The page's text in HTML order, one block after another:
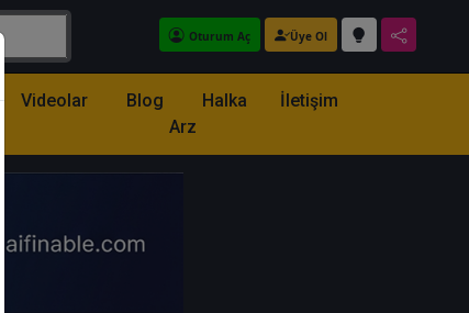
Oturum Aç Üye Ol
Videolar Blog
Halka
Arz
İletişim